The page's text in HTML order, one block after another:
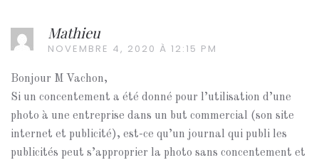
Mathieu
NOVEMBRE 4, 2020 À 12:15 PM
Bonjour M Vachon,
Si un concentement a été donné pour l’utilisation d’une
photo à une entreprise dans un but commercial (son site
internet et publicité), est-ce qu’un journal qui publi les
publicités peut s’approprier la photo sans concentement et